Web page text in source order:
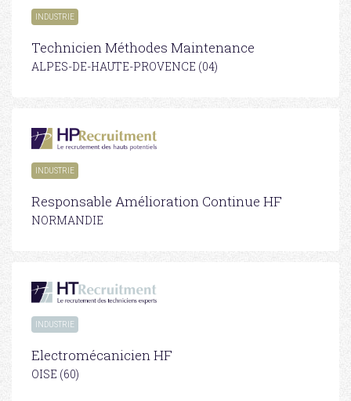
INDUSTRIE
Technicien Méthodes Maintenance
ALPES-DE-HAUTE-PROVENCE (04)
INDUSTRIE
Responsable Amélioration Continue HF
NORMANDIE
INDUSTRIE
Electromécanicien HF
OISE (60)